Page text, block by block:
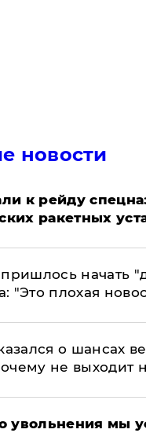
новости
к рейду
ракетных
начать
"Это плохая
о шансах
не выходит
увольнения мы